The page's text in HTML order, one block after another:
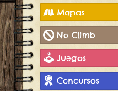
Mapas
No Climb
Juegos
Concursos